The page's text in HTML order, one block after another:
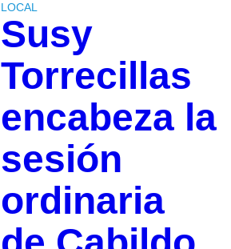
LOCAL
Susy
Torrecillas
encabeza la
sesión
ordinaria